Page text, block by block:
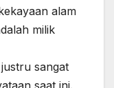
alam
milik
sangat
saat ini.